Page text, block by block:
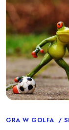
Categories
GRA W GOLFA